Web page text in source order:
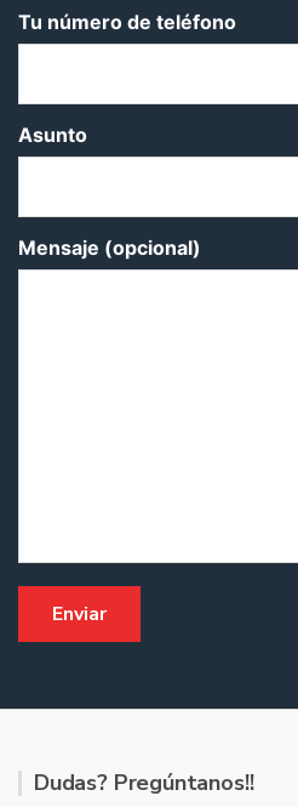
Tu número de teléfono
Asunto
Mensaje (opcional)
Dudas? Pregúntanos!!